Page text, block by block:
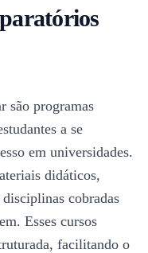
são programas
a se
em universidades.
didáticos,
cobradas
Esses cursos
facilitando o